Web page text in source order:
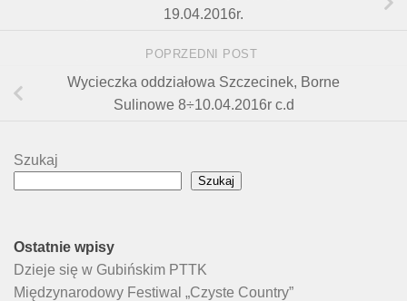
19.04.2016r.
POPRZEDNI POST
Wycieczka oddziałowa Szczecinek, Borne
Sulinowe 8÷10.04.2016r c.d
Szukaj
Szukaj
Ostatnie wpisy
Dzieje się w Gubińskim PTTK
Międzynarodowy Festiwal „Czyste Country”